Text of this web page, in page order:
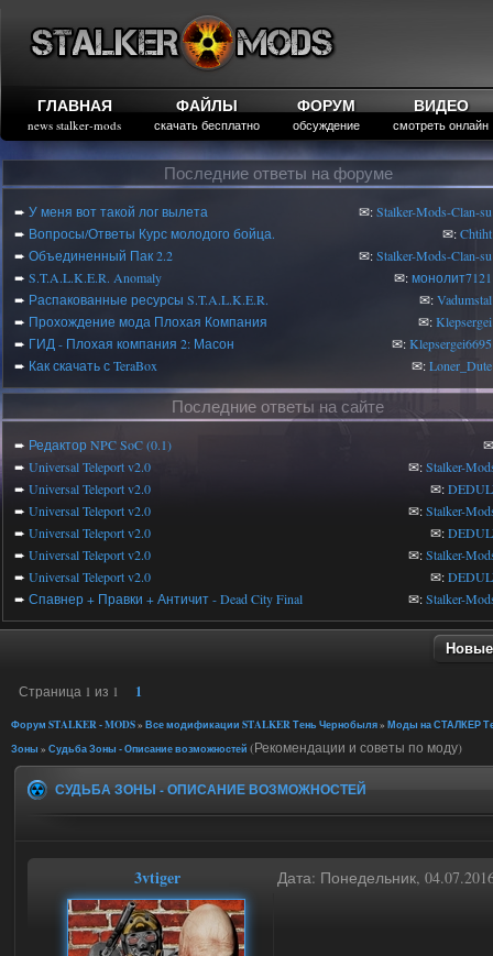
ГЛАВНАЯ
news stalker-mods
ФАЙЛЫ
скачать бесплатно
ФОРУМ
обсуждение
ВИДЕО
смотреть онлайн
Последние ответы на форуме
➨ У меня вот такой лог вылета ✉:Stalker-Mods-Clan-su
➨ Вопросы/Ответы Курс молодого бойца. ✉:Chtiht
➨ Объединенный Пак 2.2 ✉:Stalker-Mods-Clan-su
➨ S.T.A.L.K.E.R. Anomaly ✉:монолит7121
➨ Распакованные ресурсы S.T.A.L.K.E.R. ✉:Vadumstal
➨ Прохождение мода Плохая Компания ✉:Klepsergei
➨ ГИД - Плохая компания 2: Масон ✉:Klepsergei6695
➨ Как скачать с TeraBox ✉:Loner_Dute
Последние ответы на сайте
➨ Редактор NPC SoC (0.1)
➨ Universal Teleport v2.0 ✉:Stalker-
➨ Universal Teleport v2.0 ✉:
➨ Universal Teleport v2.0 ✉:Stalker-
➨ Universal Teleport v2.0 ✉:
➨ Universal Teleport v2.0 ✉:Stalker-
➨ Universal Teleport v2.0 ✉:
➨ Спавнер + Правки + Античит - Dead City Final ✉:Stalker-
Страница 1 из 1 1
Форум STALKER - MODS» Все модификации STALKER Тень Чернобыля» Моды на СТАЛКЕР
Зоны » Судьба Зоны - Описание возможностей (Рекомендации и советы по моду)
СУДЬБА ЗОНЫ - ОПИСАНИЕ ВОЗМОЖНОСТЕЙ
3vtiger Дата: Понедельник,